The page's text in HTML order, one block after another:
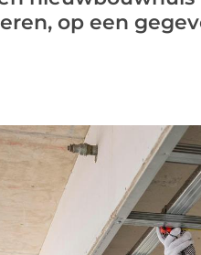
op een